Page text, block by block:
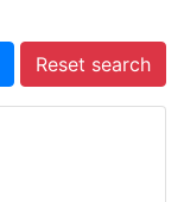
Reset search